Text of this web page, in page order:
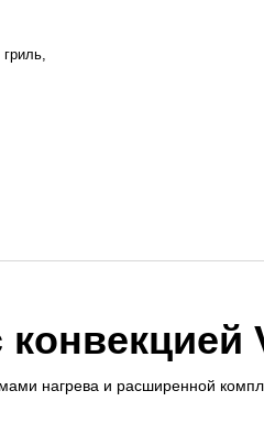
нагрева и расширенной